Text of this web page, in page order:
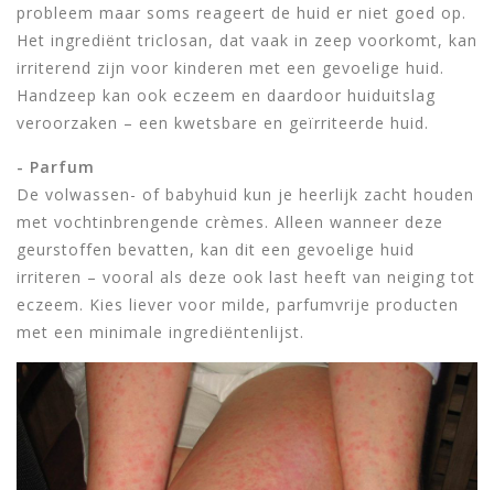
probleem maar soms reageert de huid er niet goed op.
Het ingrediënt triclosan, dat vaak in zeep voorkomt, kan
irriterend zijn voor kinderen met een gevoelige huid.
Handzeep kan ook eczeem en daardoor huiduitslag
veroorzaken – een kwetsbare en geïrriteerde huid.
- Parfum
De volwassen- of babyhuid kun je heerlijk zacht houden
met vochtinbrengende crèmes. Alleen wanneer deze
geurstoffen bevatten, kan dit een gevoelige huid
irriteren – vooral als deze ook last heeft van neiging tot
eczeem. Kies liever voor milde, parfumvrije producten
met een minimale ingrediëntenlijst.